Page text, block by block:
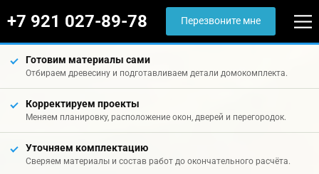
+7 921 027-89-78 Перезвоните мне
Готовим материалы сами
Отбираем древесину и подготавливаем детали домокомплекта.
Корректируем проекты
Меняем планировку, расположение окон, дверей и перегородок.
Уточняем комплектацию
Сверяем материалы и состав работ до окончательного расчёта.